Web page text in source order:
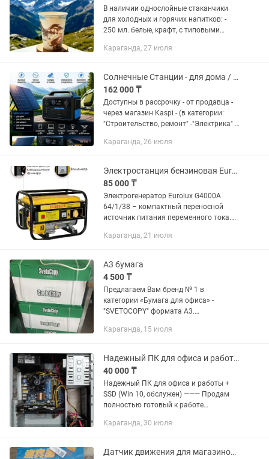
В наличии однослойные стаканчики
для холодных и горячих напитков: -
250 мл. белые, крафт, с типовыми
крафт, с типовым рисунком, цветные
Караганда, 27 июля
Солнечные Станции - для дома / объекта - рассрочка
162 000 ₸
Доступны в рассрочку - от продавца -
через магазин Kaspi - (в категории:
"Строительство, ремонт" -"Электрика" -
электростанции" - "Солнечные панели")
Караганда, 26 июля
Электростанция бензиновая Eurolux G4000A
85 000 ₸
Электрогенератор Eurolux G4000A
64/1/38 – компактный переносной
источник питания переменного тока.
автономного энергоснабжения
инструмента. Может...
Караганда, 21 июля
А3 бумага
4 500 ₸
Предлагаем Вам бренд № 1 в
категории «Бумага для офиса» -
"SVETOCOPY" формата А3.
плотность и высокая степень белизны -
бумаги...
Караганда, 15 июля
Надежный ПК для офиса и работы SSD (Win 10, обслужен)
40 000 ₸
Надежный ПК для офиса и работы +
SSD (Win 10, обслужен) ——— Продам
полностью готовый к работе
для офисных задач, работы с
как...
Караганда, 30 июля
Датчик движения для магазинов, офисов. Оповещает при входе мелодией.